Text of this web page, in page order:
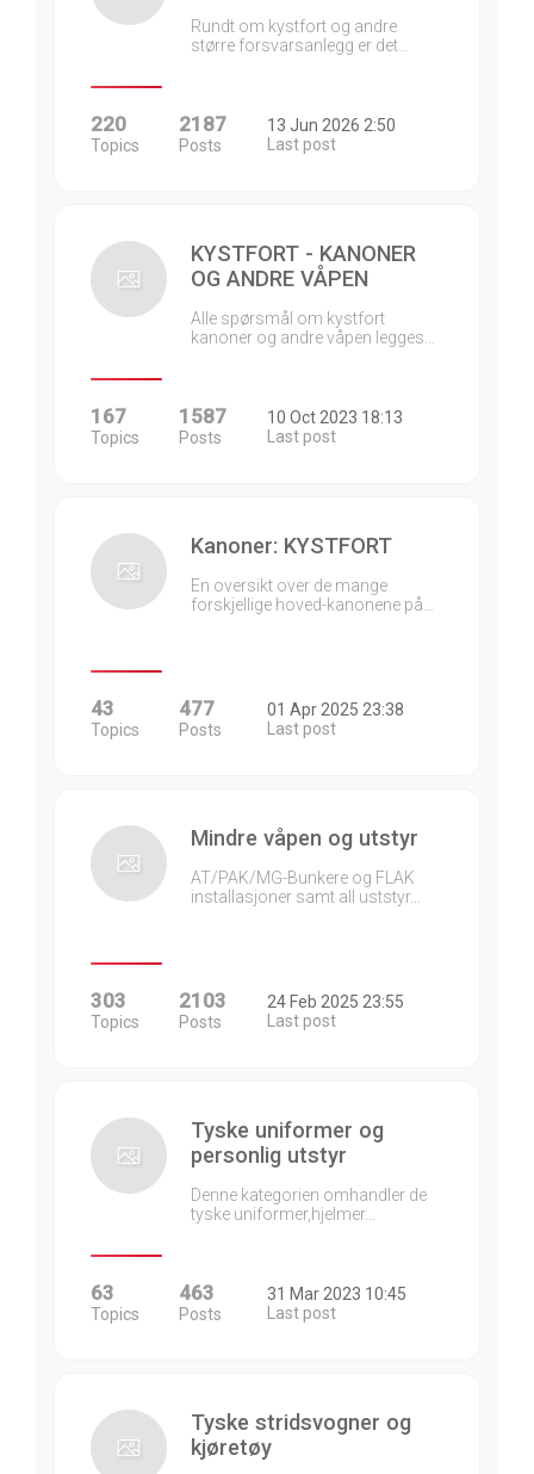
Rundt om kystfort og andre
større forsvarsanlegg er det…
220
Topics
2187
Posts
13 Jun 2026 2:50
Last post
KYSTFORT - KANONER
OG ANDRE VÅPEN
Alle spørsmål om kystfort
kanoner og andre våpen legges…
167
Topics
1587
Posts
10 Oct 2023 18:13
Last post
Kanoner: KYSTFORT
En oversikt over de mange
forskjellige hoved-kanonene på…
43
Topics
477
Posts
01 Apr 2025 23:38
Last post
Mindre våpen og utstyr
AT/PAK/MG-Bunkere og FLAK
installasjoner samt all uststyr…
303
Topics
2103
Posts
24 Feb 2025 23:55
Last post
Tyske uniformer og
personlig utstyr
Denne kategorien omhandler de
tyske uniformer,hjelmer…
63
Topics
463
Posts
31 Mar 2023 10:45
Last post
Tyske stridsvogner og
kjøretøy